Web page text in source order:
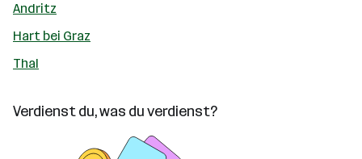
Andritz
Hart bei Graz
Thal
Verdienst du, was du verdienst?